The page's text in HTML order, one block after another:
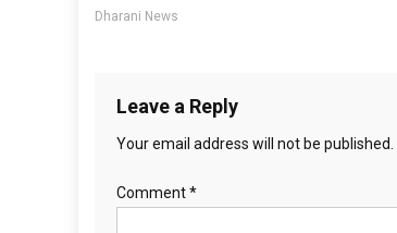
Dharani News
Leave a Reply
Your email address will not be published.
Comment*